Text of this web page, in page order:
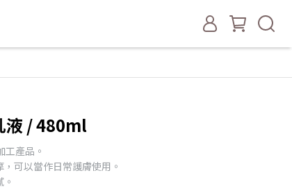
液 / 480ml
產品。
可以當作日常護膚使用。